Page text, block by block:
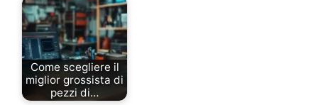
Come scegliere il
miglior grossista di
pezzi di…